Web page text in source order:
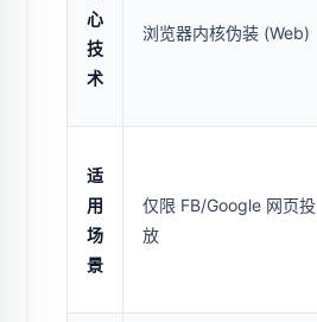
心
技
术
浏览器内核伪装 (Web)
适
用
场
景
仅限 FB/Google 网页投
放